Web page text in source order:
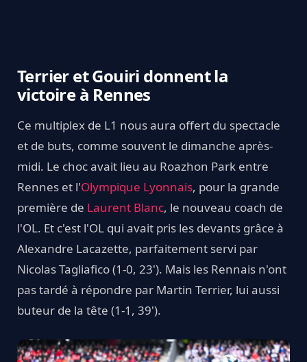
Terrier et Gouiri donnent la
victoire à Rennes
Ce multiplex de L1 nous aura offert du spectacle
et de buts, comme souvent le dimanche après-
midi. Le choc avait lieu au Roazhon Park entre
Rennes et l'Olympique Lyonnais, pour la grande
première de Laurent Blanc, le nouveau coach de
l'OL. Et c'est l'OL qui avait pris les devants grâce à
Alexandre Lacazette, parfaitement servi par
Nicolas Tagliafico (1-0, 23'). Mais les Rennais n'ont
pas tardé à répondre par Martin Terrier, lui aussi
buteur de la tête (1-1, 39').